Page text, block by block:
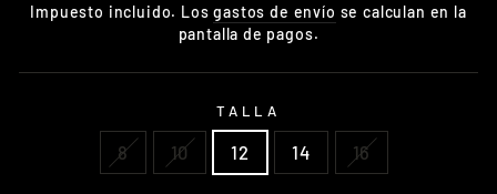
habitual
Impuesto incluido. Losgastos de envío se calculan en la
pantalla de pagos.
TALLA
8 10 12 14 16